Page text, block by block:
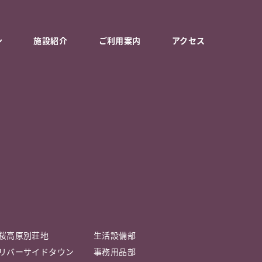
施設紹介 ご利用案内 アクセス
高原別荘地
バーサイドタウン
生活設備部
事務用品部